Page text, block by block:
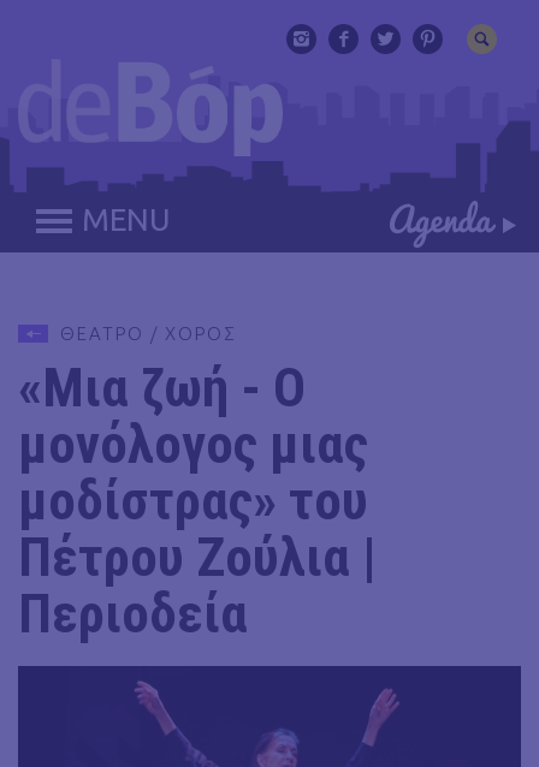
MENU
ΘΕΑΤΡΟ / ΧΟΡΟΣ
«Μια ζωή - Ο
μονόλογος μιας
μοδίστρας» του
Πέτρου Ζούλια |
Περιοδεία